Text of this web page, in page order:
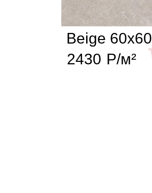
Beige 60x60
2430 Р/м²